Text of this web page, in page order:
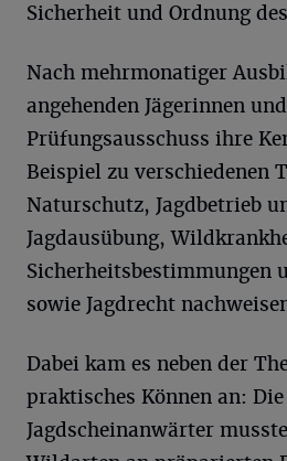
Sicherheit und Ordnung
Nach mehrmonatiger
angehenden Jägerinnen
Prüfungsausschuss ihre
Beispiel zu verschiedenen
Naturschutz, Jagdbetrieb
Jagdausübung,
Sicherheitsbestimmungen
sowie Jagdrecht
Dabei kam es neben der
praktisches Können an: Die
Jagdscheinanwärter